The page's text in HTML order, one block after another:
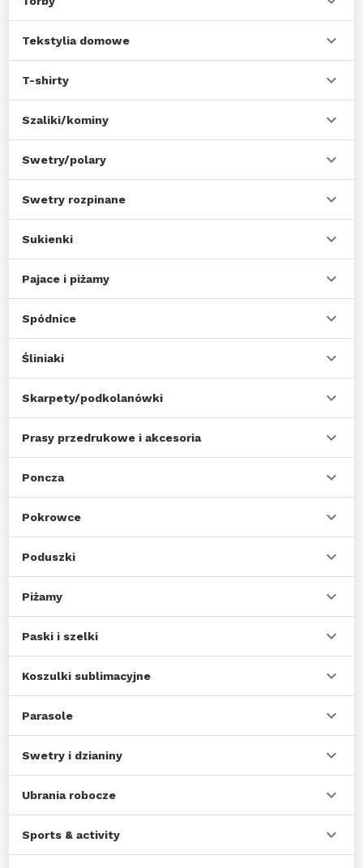
Tekstylia domowe
T-shirty
Szaliki/kominy
Swetry/polary
Swetry rozpinane
Sukienki
Pajace i piżamy
Spódnice
Śliniaki
Skarpety/podkolanówki
Prasy przedrukowe i akcesoria
Poncza
Pokrowce
Poduszki
Piżamy
Paski i szelki
Koszulki sublimacyjne
Parasole
Swetry i dzianiny
Ubrania robocze
Sports & activity